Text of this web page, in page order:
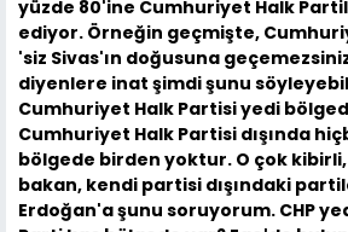
yüzde 80'ine Cumhuriyet Halk
ediyor. Örneğin geçmişte,
'siz Sivas'ın doğusuna
diyenlere inat şimdi şunu
Cumhuriyet Halk Partisi yedi
Cumhuriyet Halk Partisi dışında
bölgede birden yoktur. O çok
bakan, kendi partisi dışındaki
Erdoğan'a şunu soruyorum. CHP